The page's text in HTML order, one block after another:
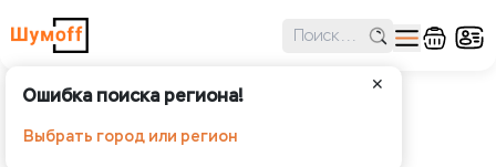
✕
Ошибка поиска региона!
Выбрать город или регион